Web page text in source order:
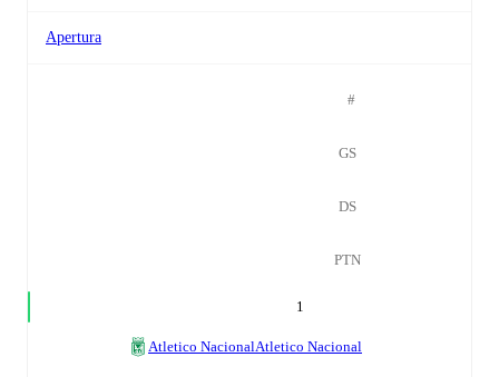
Apertura
#
GS
DS
PTN
1
Atletico NacionalAtletico Nacional